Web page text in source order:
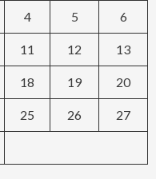
4 5 6
11 12 13
18 19 20
25 26 27